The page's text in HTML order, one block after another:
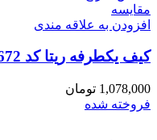
مقايسه
افزودن به علاقه مندی
کیف یکطرفه ریتا کد 3672
1,078,000 تومان
فروخته شده